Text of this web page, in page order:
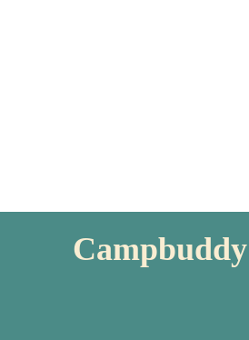
Campbuddy